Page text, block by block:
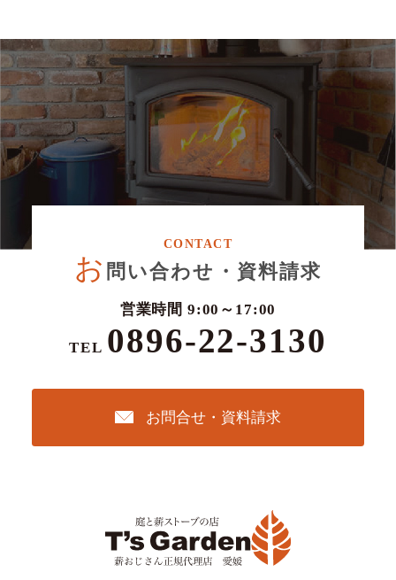
お 問い合わせ・資料請求
営業時間 9:00～17:00
TEL 0896-22-3130
お問合せ・資料請求